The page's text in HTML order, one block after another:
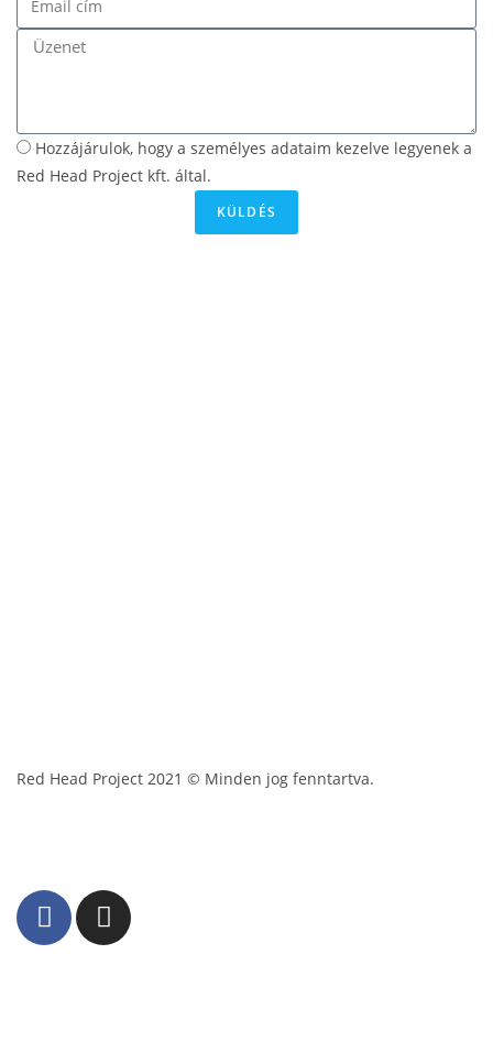
Hozzájárulok, hogy a személyes adataim kezelve legyenek a
Red Head Project kft. által.
KÜLDÉS
Red Head Project 2021 © Minden jog fenntartva.